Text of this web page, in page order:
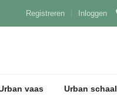
Inloggen
Registreren
vaas Urban schaal